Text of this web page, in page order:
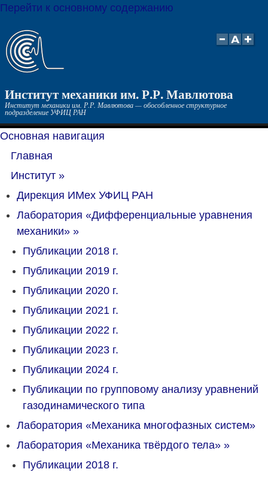
Перейти к основному содержанию
Институт механики им. Р.Р. Мавлютова
Институт механики им. Р.Р. Мавлютова — обособленное структурное
подразделение УФИЦ РАН
Основная навигация
Главная
Институт »
Дирекция ИМех УФИЦ РАН
Лаборатория «Дифференциальные уравнения
механики» »
Публикации 2018 г.
Публикации 2019 г.
Публикации 2020 г.
Публикации 2021 г.
Публикации 2022 г.
Публикации 2023 г.
Публикации 2024 г.
Публикации по групповому анализу уравнений
газодинамического типа
Лаборатория «Механика многофазных систем»
Лаборатория «Механика твёрдого тела» »
Публикации 2018 г.